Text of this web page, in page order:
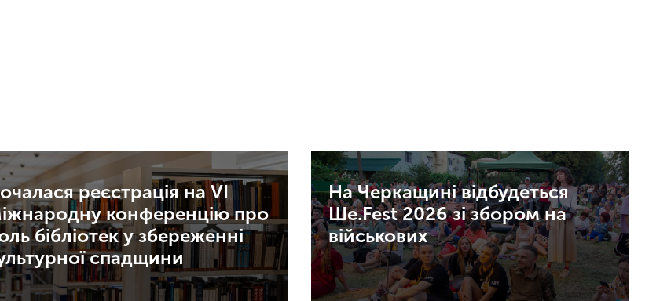
реєстрація на VI
конференцію про
бібліотек у збереженні
спадщини
На Черкащині відбудеться
Ше.Fest 2026 зі збором на
військових